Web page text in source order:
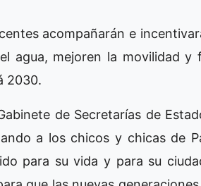
acompañarán e
agua, mejoren la movilidad
2030.
de Secretarías de
a los chicos y chicas de
para su vida y para su